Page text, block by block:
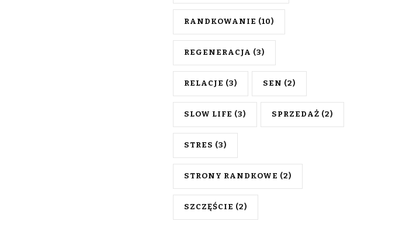
RANDKOWANIE (10)
REGENERACJA (3)
RELACJE (3) SEN (2)
SLOW LIFE (3) SPRZEDAŻ (2)
STRES (3)
STRONY RANDKOWE (2)
SZCZĘŚCIE (2)